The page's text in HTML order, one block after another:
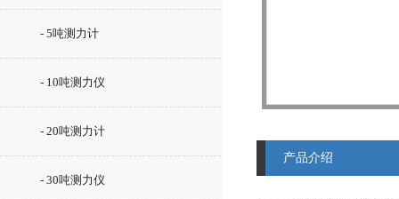
- 5吨测力计
- 10吨测力仪
- 20吨测力计
- 30吨测力仪
产品介绍